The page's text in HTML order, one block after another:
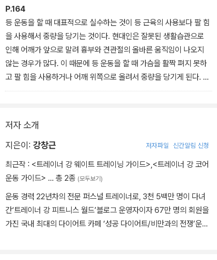
린 후 다시 단축성 수축만을 반복한다면 어깨가 금방 망가지고 근육
에 전해지는 자극도 줄어들 것이다. 운동 동작을 할 때 단축성 수축의
속도가 1.5초라면 신장성 수축은 3초 정도로 유지하는 것이 좋다.
- <단축성 수축과 신장성 수축에 집중하여 운동하자> 중에서
P.164
등 운동을 할 때 대표적으로 실수하는 것이 등 근육의 사용보다 팔 힘
을 사용해서 중량을 당기는 것이다. 현대인은 잘못된 생활습관으로
인해 어깨가 앞으로 말려 흉부와 견관절의 올바른 움직임이 나오지
않는 경우가 많다. 이 때문에 등 운동을 할 때 가슴을 활짝 펴지 못하
고 팔 힘을 사용하거나 어깨 위쪽으로 올려서 중량을 당기게 된다. 따
라서 등 운동을 할 때는 가슴을 활짝 펴서 동작을 실시하고 등 운동을
- <등 운동의 포인트> 중에서
저자 소개
지은이: 강창근 저자파일 신간알림 신청
최근작 : <트레이너 강 웨이트 트레이닝 가이드>,<트레이너 강 코어
운동 가이드> … 총 2종 (모두보기)
운동 경력 22년차의 전문 퍼스널 트레이너로, 3천 5백만 명이 다녀
간‘트레이너 강 피트니스 월드’블로그 운영자이자 67만 명의 회원을
가진 국내 최대의 다이어트 카페 ‘성공 다이어트/비만과의 전쟁’운영